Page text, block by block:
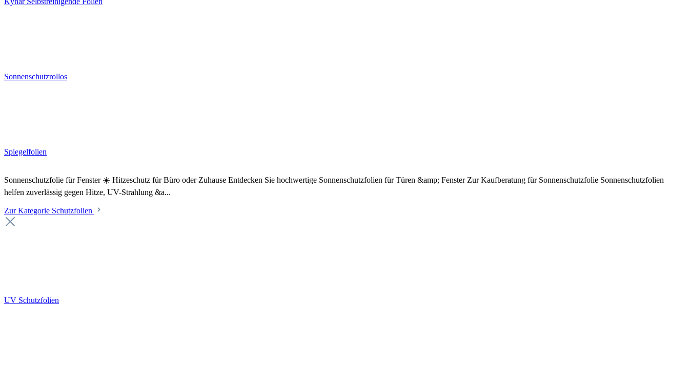
Sonnenschutzrollos
Spiegelfolien
Sonnenschutzfolie für Fenster ☀️ Hitzeschutz für Büro oder Zuhause Entdecken Sie hochwertige Sonnenschutzfolien für Türen &amp; Fenster Zur Kaufberatung für Sonnenschutzfolie Sonnenschutzfolien
helfen zuverlässig gegen Hitze, UV-Strahlung &a...
Zur Kategorie Schutzfolien
UV Schutzfolien